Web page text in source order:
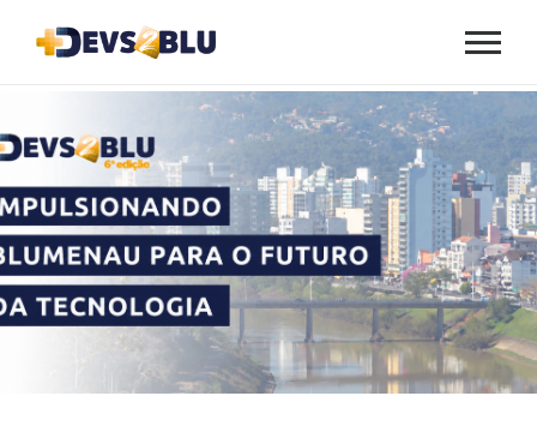
Menu
INVESTIDORES